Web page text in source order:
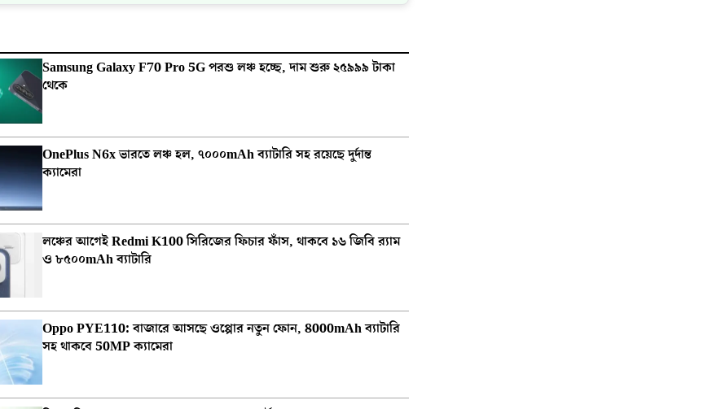
Samsung Galaxy F70 Pro 5G পরশু লঞ্চ হচ্ছে, দাম শুরু ২৫৯৯৯ টাকা
থেকে
OnePlus N6x ভারতে লঞ্চ হল, ৭০০০mAh ব্যাটারি সহ রয়েছে দুর্দান্ত
ক্যামেরা
লঞ্চের আগেই Redmi K100 সিরিজের ফিচার ফাঁস, থাকবে ১৬ জিবি র‌্যাম
ও ৮৫০০mAh ব্যাটারি
Oppo PYE110: বাজারে আসছে ওপ্পোর নতুন ফোন, 8000mAh ব্যাটারি
সহ থাকবে 50MP ক্যামেরা